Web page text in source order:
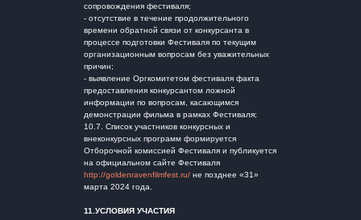
сопровождения фестиваля;
- отсутствие в течение продолжительного
времени обратной связи от конкурсанта в
процессе подготовки Фестиваля по текущим
организационным вопросам без уважительных
причин;
- выявление Оргкомитетом фестиваля факта
предоставления конкурсантом ложной
информации по вопросам, касающимся
демонстрации фильма в рамках Фестиваля;
10.7. Список участников конкурсных и
внеконкурсных программ формируется
Отборочной комиссией Фестиваля и публикуется
на официальном сайте Фестиваля
http://goldenravenfilmfest.ru/ не позднее «31»
марта 2024 года.
11.УСЛОВИЯ УЧАСТИЯ